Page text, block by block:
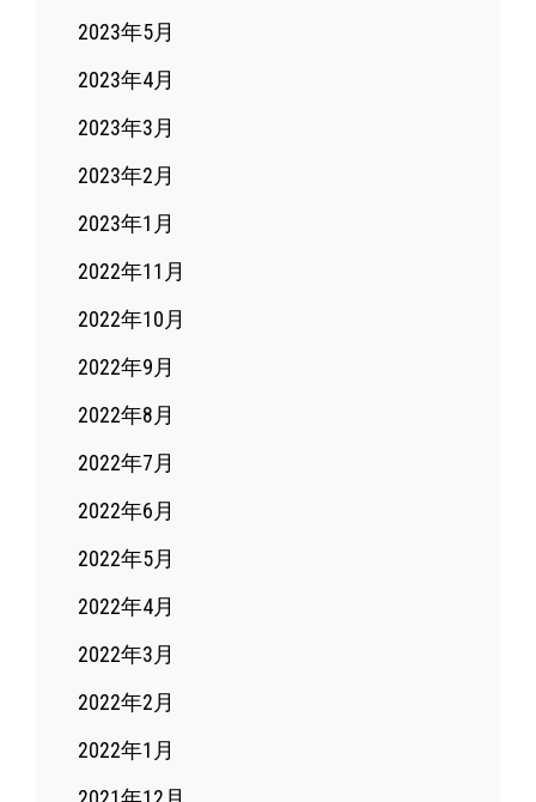
2023年5月
2023年4月
2023年3月
2023年2月
2023年1月
2022年11月
2022年10月
2022年9月
2022年8月
2022年7月
2022年6月
2022年5月
2022年4月
2022年3月
2022年2月
2022年1月